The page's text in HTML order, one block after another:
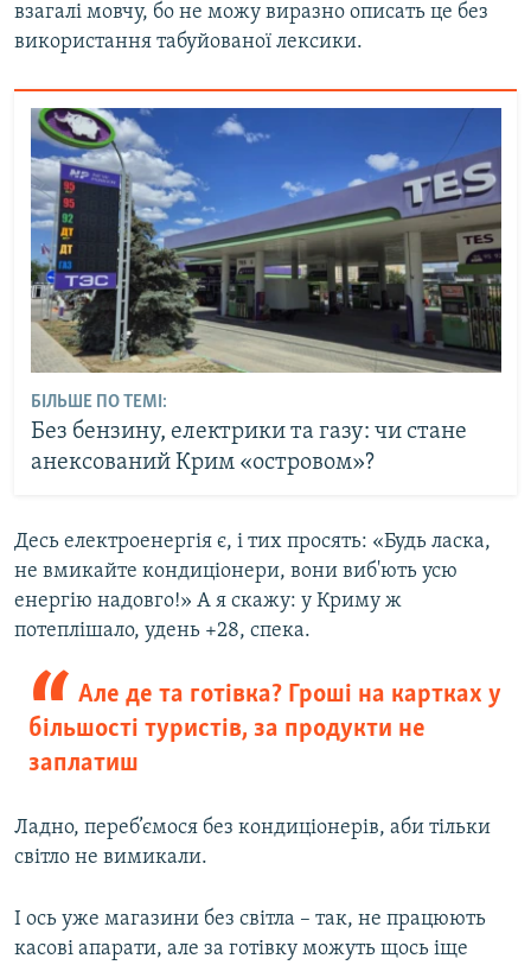
взагалі мовчу, бо не можу виразно описать це без
використання табуйованої лексики.
БІЛЬШЕ ПО ТЕМІ:
Без бензину, електрики та газу: чи стане
анексований Крим «островом»?
Десь електроенергія є, і тих просять: «Будь ласка,
не вмикайте кондиціонери, вони виб'ють усю
енергію надовго!» А я скажу: у Криму ж
потеплішало, удень +28, спека.
Але де та готівка? Гроші на картках у
більшості туристів, за продукти не
заплатиш
Ладно, переб’ємося без кондиціонерів, аби тільки
світло не вимикали.
І ось уже магазини без світла – так, не працюють
касові апарати, але за готівку можуть щось іще